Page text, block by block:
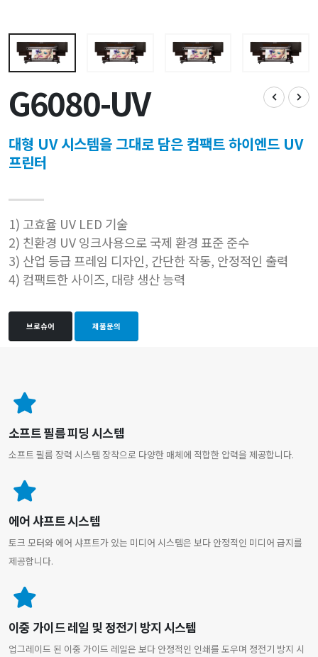
G6080-UV
대형 UV 시스템을 그대로 담은 컴팩트 하이엔드 UV
프린터
1) 고효율 UV LED 기술
2) 친환경 UV 잉크사용으로 국제 환경 표준 준수
3) 산업 등급 프레임 디자인, 간단한 작동, 안정적인 출력
4) 컴팩트한 사이즈, 대량 생산 능력
브로슈어 제품문의
소프트 필름 피딩 시스템
소프트 필름 장력 시스템 장착으로 다양한 매체에 적합한 압력을 제공합니다.
에어 샤프트 시스템
토크 모터와 에어 샤프트가 있는 미디어 시스템은 보다 안정적인 미디어 급지를
제공합니다.
이중 가이드 레일 및 정전기 방지 시스템
업그레이드 된 이중 가이드 레일은 보다 안정적인 인쇄를 도우며 정전기 방지 시